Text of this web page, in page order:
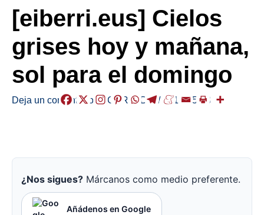
[eiberri.eus] Cielos
grises hoy y mañana,
sol para el domingo
Deja un comentario /EGURALDIA/ 2019-05-03
¿Nos sigues? Márcanos como medio preferente.
Añádenos en Google